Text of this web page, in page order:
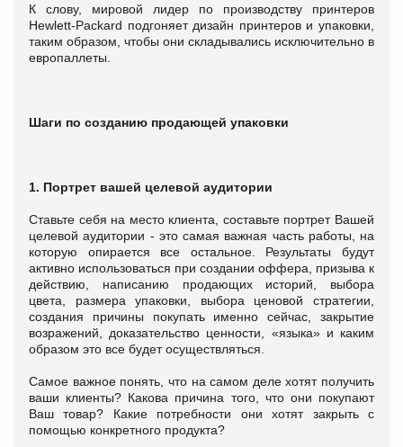
К слову, мировой лидер по производству принтеров
Hewlett-Packard подгоняет дизайн принтеров и упаковки,
таким образом, чтобы они складывались исключительно в
европаллеты.
Шаги по созданию продающей упаковки
1. Портрет вашей целевой аудитории
Ставьте себя на место клиента, составьте портрет Вашей
целевой аудитории - это самая важная часть работы, на
которую опирается все остальное. Результаты будут
активно использоваться при создании оффера, призыва к
действию, написанию продающих историй, выбора
цвета, размера упаковки, выбора ценовой стратегии,
создания причины покупать именно сейчас, закрытие
возражений, доказательство ценности, «языка» и каким
образом это все будет осуществляться.
Самое важное понять, что на самом деле хотят получить
ваши клиенты? Какова причина того, что они покупают
Ваш товар? Какие потребности они хотят закрыть с
помощью конкретного продукта?